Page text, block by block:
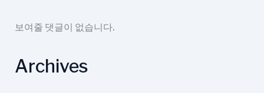
보여줄 댓글이 없습니다.
Archives